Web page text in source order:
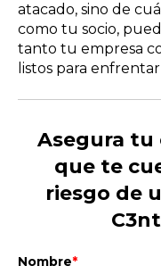
atacado, sino de
como tu socio,
tanto tu empresa
listos para
Asegura tu
que te
riesgo de
Nombre*